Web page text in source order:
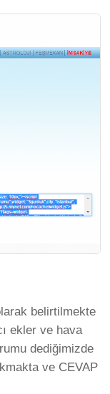
belirtilmekte
ekler ve hava
dediğimizde
ve CEVAP